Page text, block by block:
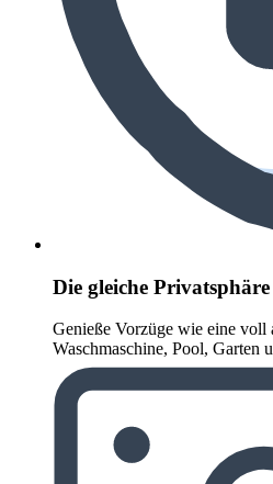
Die gleiche
Genieße Vorzüge wie eine voll
Waschmaschine, Pool, Garten